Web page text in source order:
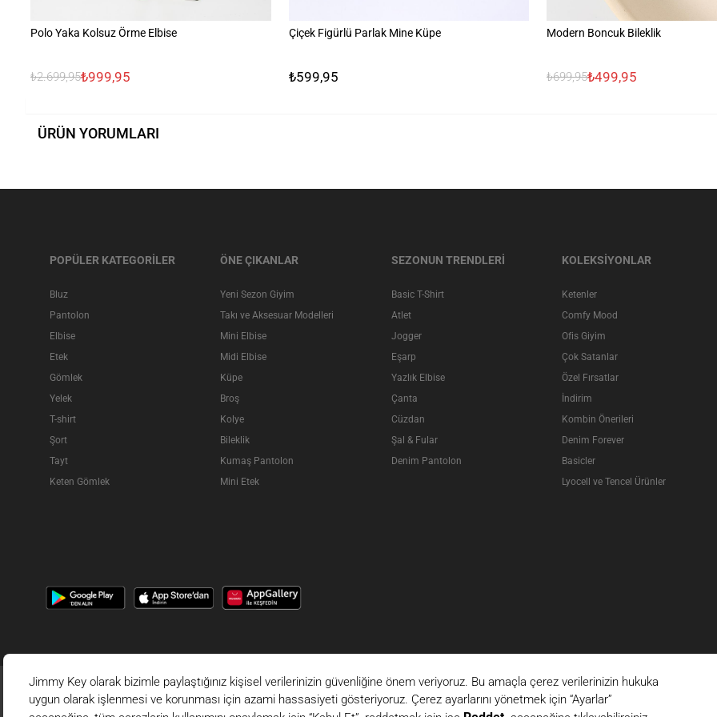
Polo Yaka Kolsuz Örme Elbise
₺2.699,95₺999,95
Çiçek Figürlü Parlak Mine Küpe
₺599,95
Modern Boncuk Bileklik
₺699,95₺499,95
ÜRÜN YORUMLARI
POPÜLER KATEGORİLER
Bluz
Pantolon
Elbise
Etek
Gömlek
Yelek
T-shirt
Şort
Tayt
Keten Gömlek
ÖNE ÇIKANLAR
Yeni Sezon Giyim
Takı ve Aksesuar Modelleri
Mini Elbise
Midi Elbise
Küpe
Broş
Kolye
Bileklik
Kumaş Pantolon
Mini Etek
SEZONUN TRENDLERİ
Basic T-Shirt
Atlet
Jogger
Eşarp
Yazlık Elbise
Çanta
Cüzdan
Şal & Fular
Denim Pantolon
KOLEKSİYONLAR
Ketenler
Comfy Mood
Ofis Giyim
Çok Satanlar
Özel Fırsatlar
İndirim
Kombin Önerileri
Denim Forever
Basicler
Lyocell ve Tencel Ürünler